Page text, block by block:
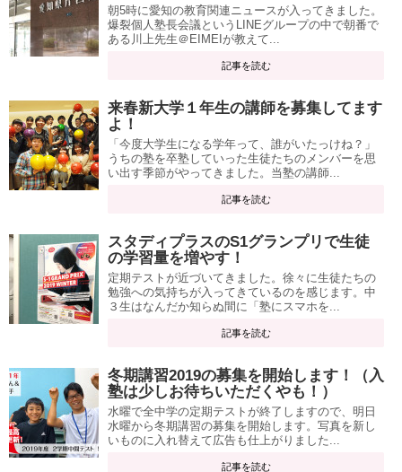
朝5時に愛知の教育関連ニュースが入ってきました。
爆裂個人塾長会議というLINEグループの中で朝番で
ある川上先生＠EIMEIが教えて...
記事を読む
来春新大学１年生の講師を募集してます
よ！
「今度大学生になる学年って、誰がいたっけね？」
うちの塾を卒塾していった生徒たちのメンバーを思
い出す季節がやってきました。当塾の講師...
記事を読む
スタディプラスのS1グランプリで生徒
の学習量を増やす！
定期テストが近づいてきました。徐々に生徒たちの
勉強への気持ちが入ってきているのを感じます。中
３生はなんだか知らぬ間に「塾にスマホを...
記事を読む
冬期講習2019の募集を開始します！（入
塾は少しお待ちいただくやも！）
水曜で全中学の定期テストが終了しますので、明日
水曜から冬期講習の募集を開始します。写真を新し
いものに入れ替えて広告も仕上がりました...
記事を読む